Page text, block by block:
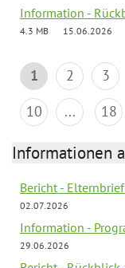
Information -
4.3 MB
15.06.2026
1 2 3
10
... 18
Informationen
Bericht -
02.07.2026
Information -
29.06.2026